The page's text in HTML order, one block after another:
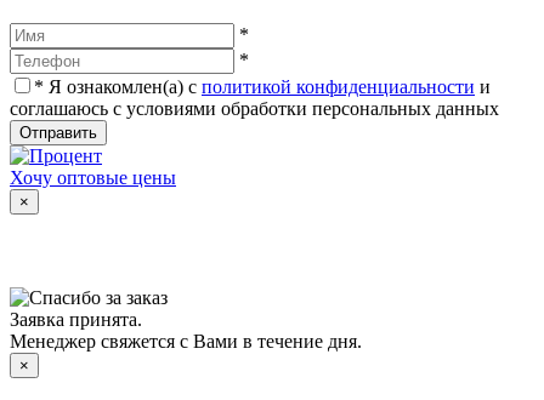
*
*
* Я ознакомлен(а) с политикой конфиденциальности и
соглашаюсь с условиями обработки персональных данных
Отправить
Хочу оптовые цены
×
Заявка принята.
Менеджер свяжется с Вами в течение дня.
×